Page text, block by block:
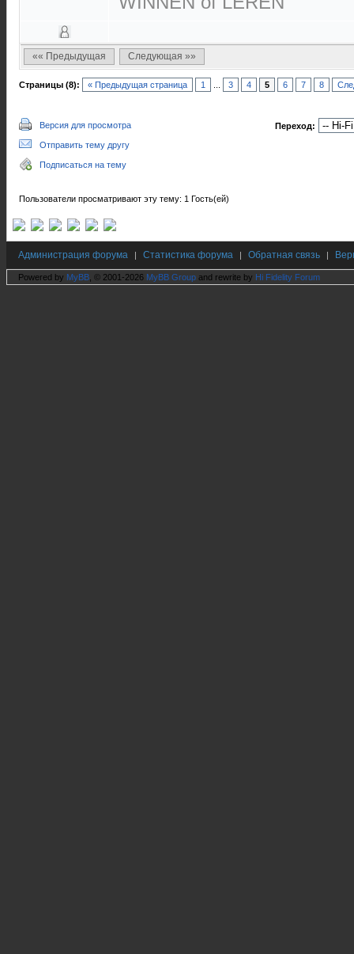
«« Предыдущая Следующая »»
Страницы (8): « Предыдущая страница 1 3 4 5 6 7 8
Версия для просмотра
Отправить тему другу
Подписаться на тему
Переход:
Пользователи просматривают эту тему: 1 Гость(ей)
Администрация форума | Статистика форума | Обратная связь |
Powered by MyBB , © 2001-2026 MyBB Group and rewrite by Hi Fidelity Forum